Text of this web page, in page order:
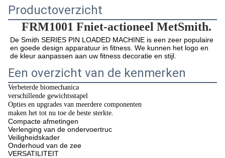
Productoverzicht
FRM1001 Fniet-actioneel MetSmith.
De Smith SERIES PIN LOADED MACHINE is een zeer populaire
en goede design apparatuur in fitness. We kunnen het logo en
de kleur aanpassen aan uw fitness decoratie en stijl.
Een overzicht van de kenmerken
Verbeterde biomechanica
verschillende gewichtsstapel
Opties en upgrades van meerdere componenten
maken het tot nu toe de beste sterkte.
Compacte afmetingen
Verlenging van de ondervoertruc
Veiligheidskader
Onderhoud van de zee
VERSATILITEIT